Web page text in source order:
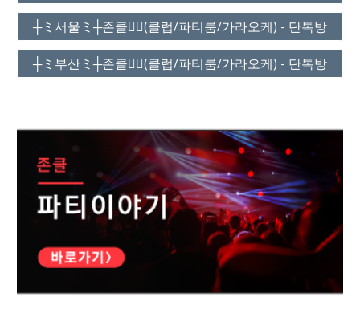
┼ミ서울ミ┼존클❤️‍🔥(클럽/파티룸/가라오케) - 단톡방
┼ミ부산ミ┼존클❤️‍🔥(클럽/파티룸/가라오케) - 단톡방